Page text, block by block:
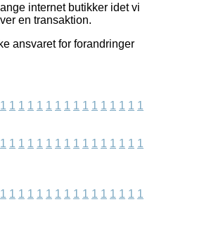
internet butikker idet vi
en transaktion.
ansvaret for forandringer
1 1 1 1 1 1 1 1 1 1 1 1 1 1 1 1
1 1 1 1 1 1 1 1 1 1 1 1 1 1 1 1
1 1 1 1 1 1 1 1 1 1 1 1 1 1 1 1